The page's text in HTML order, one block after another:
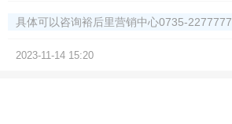
具体可以咨询裕后里营销中心0735-2277777
2023-11-14 15:20